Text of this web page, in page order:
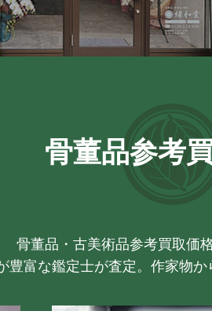
骨董品参考
骨董品・古美術品参考買取価
豊富な鑑定士が査定。作家物か